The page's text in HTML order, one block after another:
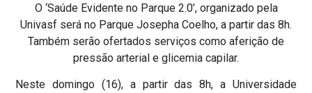
O ‘Saúde Evidente no Parque 2.0’, organizado pela
Univasf será no Parque Josepha Coelho, a partir das 8h.
Também serão ofertados serviços como aferição de
pressão arterial e glicemia capilar.
Neste domingo (16), a partir das 8h, a Universidade